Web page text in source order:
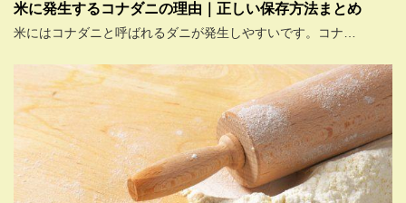
米に発生するコナダニの理由｜正しい保存方法まとめ
米にはコナダニと呼ばれるダニが発生しやすいです。コナ…